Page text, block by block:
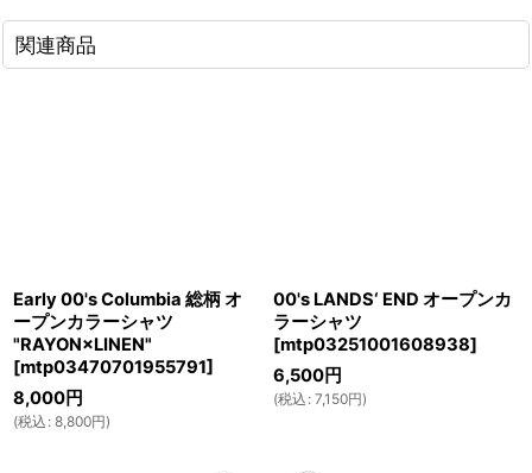
関連商品
Early 00's Columbia 総柄 オ
ープンカラーシャツ
"RAYON×LINEN"
[mtp03470701955791]
8,000円
(税込 : 8,800円)
00's LANDS‘ END オープンカ
ラーシャツ
[mtp03251001608938]
6,500円
(税込 : 7,150円)